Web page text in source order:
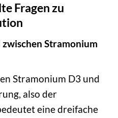
Fragen zu
Stramonium
Stramonium D3 und
also der
eine dreifache